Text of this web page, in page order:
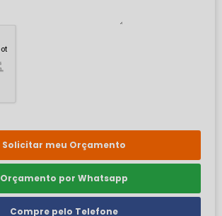
Solicitar meu Orçamento
Orçamento por Whatsapp
Compre pelo Telefone